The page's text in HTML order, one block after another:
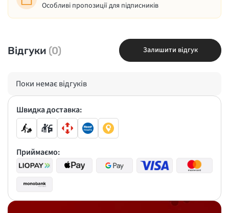
Особливі пропозиції для підписників
Відгуки (0) Залишити відгук
Поки немає відгуків
Швидка доставка:
Приймаємо: